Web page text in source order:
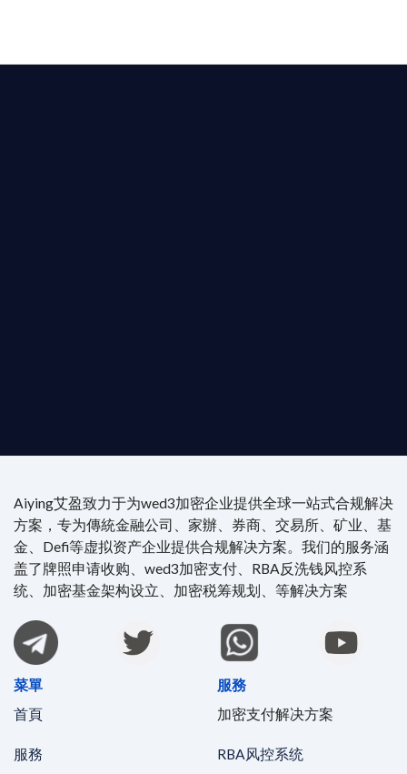
Aiying艾盈致力于为wed3加密企业提供全球一站式合规解决
方案，专为傳統金融公司、家辦、券商、交易所、矿业、基
金、Defi等虚拟资产企业提供合规解决方案。我们的服务涵
盖了牌照申请收购、wed3加密支付、RBA反洗钱风控系
统、加密基金架构设立、加密税筹规划、等解决方案
菜單
首頁
服務
服務
加密支付解决方案
RBA风控系统